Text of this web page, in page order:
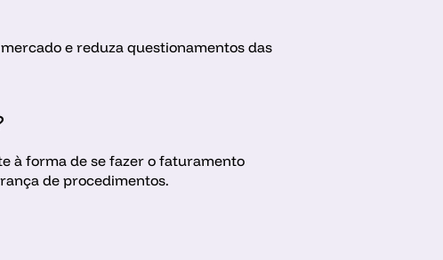
e reduza questionamentos das
à forma de se fazer o faturamento
de procedimentos.